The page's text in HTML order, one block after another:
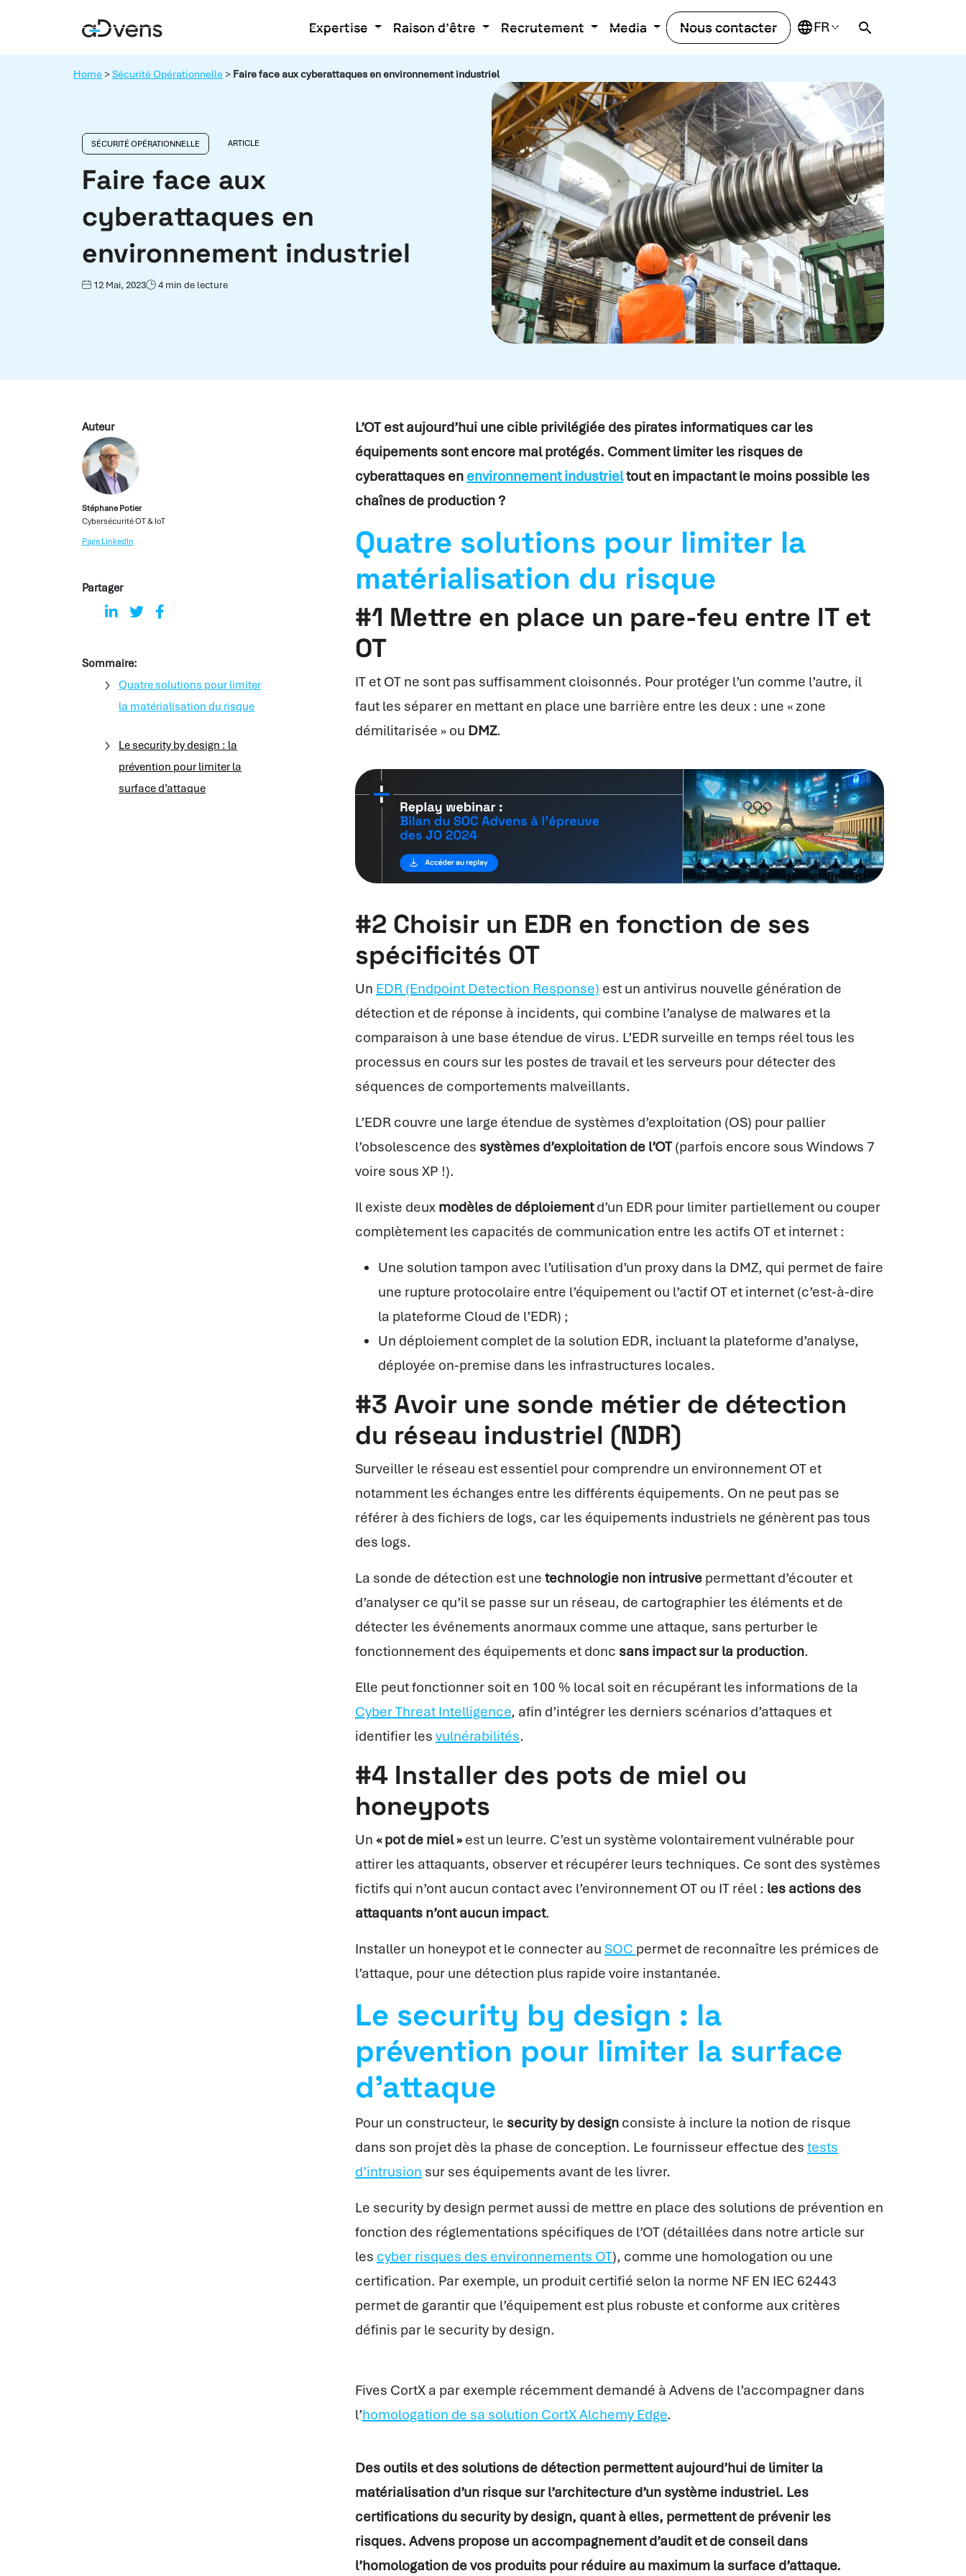
contenu
Expertise Raison d’être Recrutement Media Nous contacter
Home >Sécurité Opérationnelle > Faire face aux cyberattaques en environnement industriel
SÉCURITÉ OPÉRATIONNELLE ARTICLE
Faire face aux
cyberattaques en
environnement industriel
12 Mai, 2023 4 min de lecture
Auteur
Stéphane Potier
Cybersécurité OT & IoT
Page LinkedIn
Partager
Sommaire:
Quatre solutions pour limiter
la matérialisation du risque
Le security by design : la
prévention pour limiter la
surface d’attaque
L’OT est aujourd’hui une cible privilégiée des pirates informatiques car les
équipements sont encore mal protégés. Comment limiter les risques de
cyberattaques en environnement industrieltout en impactant le moins possible les
chaînes de production ?
Quatre solutions pour limiter la
matérialisation du risque
#1 Mettre en place un pare-feu entre IT et
OT
IT et OT ne sont pas suffisamment cloisonnés. Pour protéger l’un comme l’autre, il
faut les séparer en mettant en place une barrière entre les deux : une « zone
démilitarisée » ou DMZ.
#2 Choisir un EDR en fonction de ses
spécificités OT
Un EDR (Endpoint Detection Response) est un antivirus nouvelle génération de
détection et de réponse à incidents, qui combine l’analyse de malwares et la
comparaison à une base étendue de virus. L’EDR surveille en temps réel tous les
processus en cours sur les postes de travail et les serveurs pour détecter des
séquences de comportements malveillants.
L’EDR couvre une large étendue de systèmes d’exploitation (OS) pour pallier
l’obsolescence des systèmes d’exploitation de l’OT(parfois encore sous Windows 7
voire sous XP !).
Il existe deux modèles de déploiementd’un EDR pour limiter partiellement ou couper
complètement les capacités de communication entre les actifs OT et internet :
Une solution tampon avec l’utilisation d’un proxy dans la DMZ, qui permet de faire
une rupture protocolaire entre l’équipement ou l’actif OT et internet (c’est-à-dire
la plateforme Cloud de l’EDR) ;
Un déploiement complet de la solution EDR, incluant la plateforme d’analyse,
déployée on-premise dans les infrastructures locales.
#3 Avoir une sonde métier de détection
du réseau industriel (NDR)
Surveiller le réseau est essentiel pour comprendre un environnement OT et
notamment les échanges entre les différents équipements. On ne peut pas se
référer à des fichiers de logs, car les équipements industriels ne génèrent pas tous
des logs.
La sonde de détection est une technologie non intrusive permettant d’écouter et
d’analyser ce qu’il se passe sur un réseau, de cartographier les éléments et de
détecter les événements anormaux comme une attaque, sans perturber le
fonctionnement des équipements et donc sans impact sur la production.
Elle peut fonctionner soit en 100 % local soit en récupérant les informations de la
Cyber Threat Intelligence, afin d’intégrer les derniers scénarios d’attaques et
identifier les vulnérabilités.
#4 Installer des pots de miel ou
honeypots
Un « pot de miel »est un leurre. C’est un système volontairement vulnérable pour
attirer les attaquants, observer et récupérer leurs techniques. Ce sont des systèmes
fictifs qui n’ont aucun contact avec l’environnement OT ou IT réel : les actions des
attaquants n’ont aucun impact.
Installer un honeypot et le connecter au SOC permet de reconnaître les prémices de
l’attaque, pour une détection plus rapide voire instantanée.
Le security by design : la
prévention pour limiter la surface
d’attaque
Pour un constructeur, le security by design consiste à inclure la notion de risque
dans son projet dès la phase de conception. Le fournisseur effectue des tests
d’intrusion sur ses équipements avant de les livrer.
Le security by design permet aussi de mettre en place des solutions de prévention en
fonction des réglementations spécifiques de l’OT (détaillées dans notre article sur
les cyber risques des environnements OT), comme une homologation ou une
certification. Par exemple, un produit certifié selon la norme NF EN IEC 62443
permet de garantir que l’équipement est plus robuste et conforme aux critères
définis par le security by design.
Fives CortX a par exemple récemment demandé à Advens de l’accompagner dans
l’homologation de sa solution CortX Alchemy Edge.
Des outils et des solutions de détection permettent aujourd’hui de limiter la
matérialisation d’un risque sur l’architecture d’un système industriel. Les
certifications du security by design, quant à elles, permettent de prévenir les
risques. Advens propose un accompagnement d’audit et de conseil dans
l’homologation de vos produits pour réduire au maximum la surface d’attaque.